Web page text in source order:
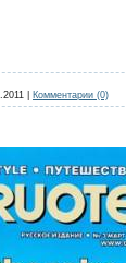
Комментарии (0)